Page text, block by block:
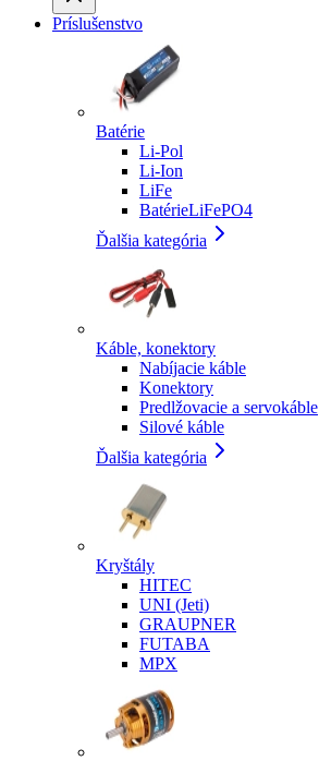
Príslušenstvo
Batérie
Li-Pol
Li-Ion
LiFe
BatérieLiFePO4
Ďalšia kategória
Káble, konektory
Nabíjacie káble
Konektory
Predlžovacie a servokáble
Silové káble
Ďalšia kategória
Kryštály
HITEC
UNI (Jeti)
GRAUPNER
FUTABA
MPX